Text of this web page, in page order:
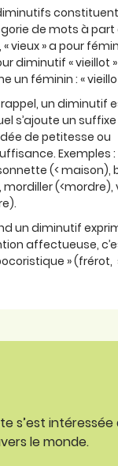
de mots à part
« vieux » a pour
diminutif « vieillot
un féminin : «
rappel, un diminutif
s’ajoute un
de petitesse ou
Exemples :
(< maison),
mordiller (<mordre),
un diminutif
affectueuse,
»
s’est intéressée
le monde.